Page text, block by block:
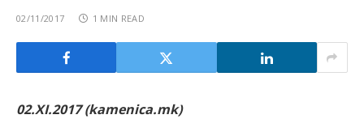
02/11/2017 1 MIN READ
02.XI.2017 (kamenica.mk)